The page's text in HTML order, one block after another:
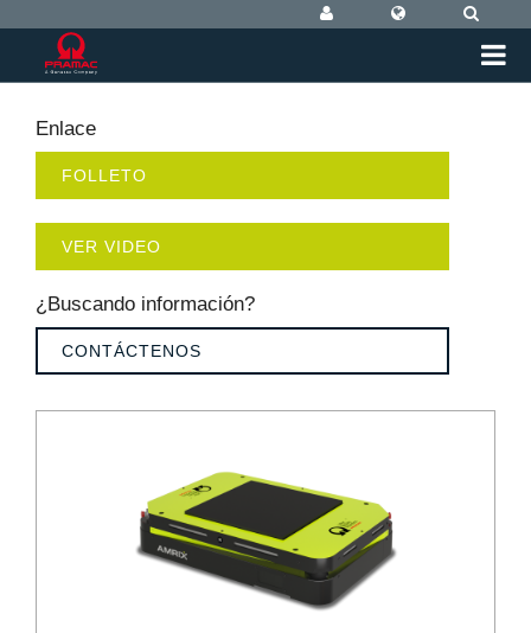
Enlace
FOLLETO
VER VIDEO
¿Buscando información?
CONTÁCTENOS